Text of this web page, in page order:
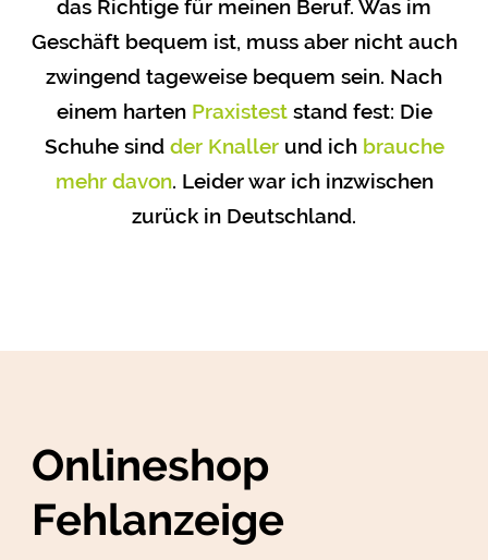
das Richtige für meinen Beruf. Was im
Geschäft bequem ist, muss aber nicht auch
zwingend tageweise bequem sein. Nach
einem harten Praxisteststand fest: Die
Schuhe sind der Knallerund ich brauche
mehr davon. Leider war ich inzwischen
zurück in Deutschland.
Onlineshop
Fehlanzeige